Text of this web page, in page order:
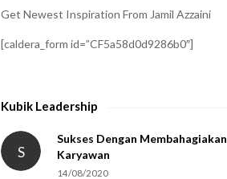
Get Newest Inspiration From Jamil Azzaini
[caldera_form id=”CF5a58d0d9286b0″]
Kubik Leadership
S
Sukses Dengan Membahagiakan
Karyawan
14/08/2020